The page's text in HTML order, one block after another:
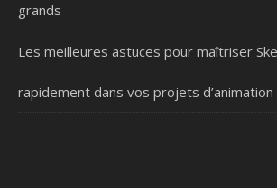
grands
Les meilleures astuces pour maîtriser
rapidement dans vos projets d’animation